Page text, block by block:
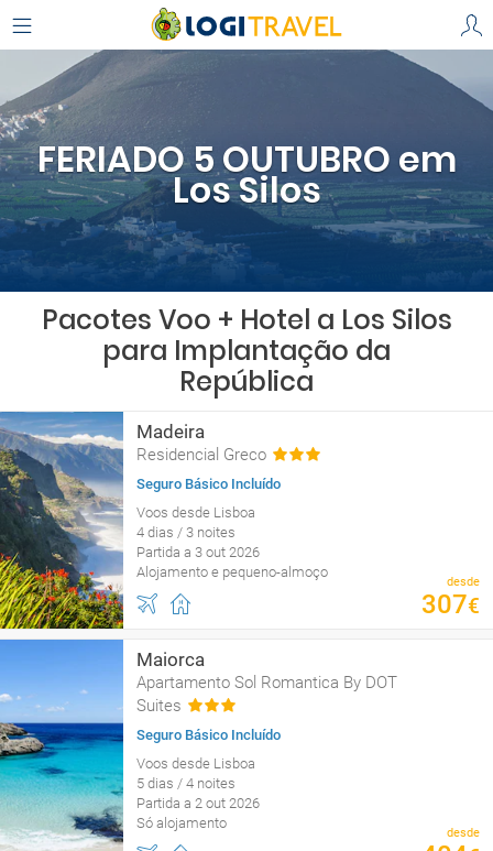
FERIADO 5 OUTUBRO em
Los Silos
Pacotes Voo + Hotel a Los Silos
para Implantação da
República
Madeira
Residencial Greco
Seguro Básico Incluído
Voos desde Lisboa
4 dias / 3 noites
Partida a 3 out 2026
Alojamento e pequeno-almoço
desde
307€
Maiorca
Apartamento Sol Romantica By DOT
Suites
Seguro Básico Incluído
Voos desde Lisboa
5 dias / 4 noites
Partida a 2 out 2026
Só alojamento
desde